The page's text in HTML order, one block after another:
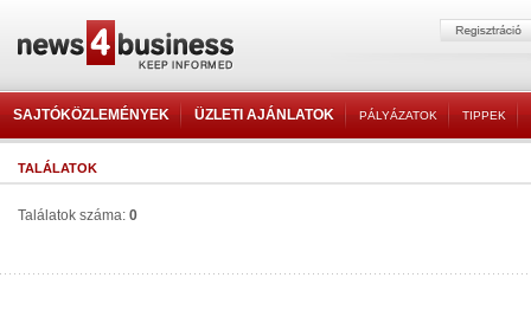
SAJTÓKÖZLEMÉNYEK ÜZLETI AJÁNLATOK PÁLYÁZATOK TIPPEK
TALÁLATOK
Találatok száma: 0